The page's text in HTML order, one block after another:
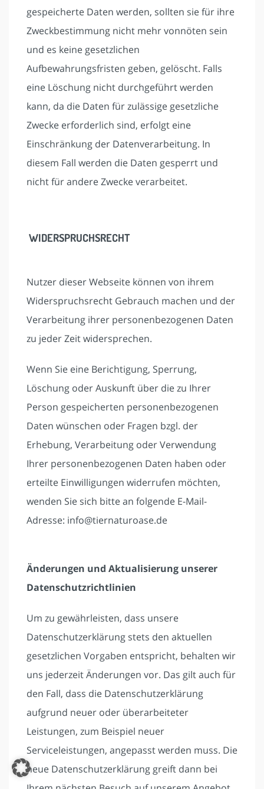
gespeicherte Daten werden, sollten sie für ihre
Zweckbestimmung nicht mehr vonnöten sein
und es keine gesetzlichen
Aufbewahrungsfristen geben, gelöscht. Falls
eine Löschung nicht durchgeführt werden
kann, da die Daten für zulässige gesetzliche
Zwecke erforderlich sind, erfolgt eine
Einschränkung der Datenverarbeitung. In
diesem Fall werden die Daten gesperrt und
nicht für andere Zwecke verarbeitet.
WIDERSPRUCHSRECHT
Nutzer dieser Webseite können von ihrem
Widerspruchsrecht Gebrauch machen und der
Verarbeitung ihrer personenbezogenen Daten
zu jeder Zeit widersprechen.
Wenn Sie eine Berichtigung, Sperrung,
Löschung oder Auskunft über die zu Ihrer
Person gespeicherten personenbezogenen
Daten wünschen oder Fragen bzgl. der
Erhebung, Verarbeitung oder Verwendung
Ihrer personenbezogenen Daten haben oder
erteilte Einwilligungen widerrufen möchten,
wenden Sie sich bitte an folgende E-Mail-
Adresse: info@tiernaturoase.de
Änderungen und Aktualisierung unserer
Datenschutzrichtlinien
Um zu gewährleisten, dass unsere
Datenschutzerklärung stets den aktuellen
gesetzlichen Vorgaben entspricht, behalten wir
uns jederzeit Änderungen vor. Das gilt auch für
den Fall, dass die Datenschutzerklärung
aufgrund neuer oder überarbeiteter
Leistungen, zum Beispiel neuer
Serviceleistungen, angepasst werden muss. Die
neue Datenschutzerklärung greift dann bei